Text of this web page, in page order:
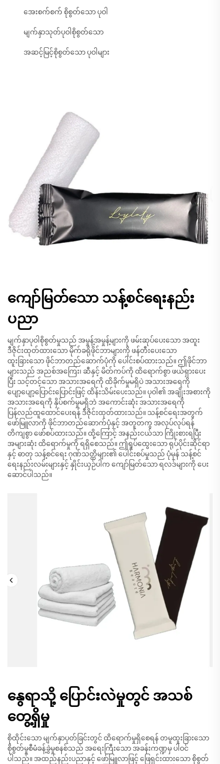
အေးစက်စက် စိုစွတ်သော ပုဝါ
မျက်နှာသုတ်ပုဝါစိုစွတ်သော
အဆင့်မြင့်စိုစွတ်သော ပုဝါများ
ကျော်မြတ်သော သန့်စင်ရေးနည်း
ပညာ
မျက်နှာပုဝါစိုစွတ်မှုသည် အမှုန့်အမှုန့်များကို ဖမ်းဆုပ်ပေးသော အထူး
ဒီဇိုင်းထုတ်ထားသော မိုက်ခရိုဖိုင်ဘာများကို ဖန်တီးပေးသော
ထူးခြားသော ဖိုင်ဘာတည်ဆောက်ပုံကို ပေါင်းစပ်ထားသည်။ ဤဖိုင်ဘာ
များသည် အညစ်အကြေး၊ ဆီနှင့် မိတ်ကပ်ကို ထိရောက်စွာ ဖယ်ရှားပေး
ပြီး သင့်တင့်သော အသားအရေကို ထိခိုက်မှုမရှိပဲ အသားအရေကို
ပျော့ပျော့ပြောင်းပြောင်းဖြင့် ထိန်းသိမ်းပေးသည်။ ပုဝါ၏ အချိုးအစားကို
အသားအရေကို နှိပ်စက်မှုမရှိဘဲ အကောင်းဆုံး အသားအရေကို
ပြန်လည်ထူထောင်ပေးရန် ဒီဇိုင်းထုတ်ထားသည်။ သန့်စင်ရေးအတွက်
ဖော်မြူလာကို ဖိုင်ဘာတည်ဆောက်ပုံနှင့် အတူတကွ အလုပ်လုပ်ရန်
တိကျစွာ ဖော်စပ်ထားသည်။ ထို့ကြောင့် အနည်းငယ်သာ ကြိုးစားရပြီး
အများဆုံး ထိရောက်မှုကို ရရှိစေသည်။ ဤရှုပ်ထွေးသော ရုပ်ပိုင်းဆိုင်ရာ
နှင့် ဓာတု သန့်စင်ရေး ဂုဏ်သတ္တိများ၏ ပေါင်းစပ်မှုသည် ပုံမှန် သန့်စင်
ရေးနည်းလမ်းများနှင့် နှိုင်းယှဉ်ပါက ကျော်မြတ်သော ရလဒ်များကို ပေး
ဆောင်ပါသည်။
နွေရာသို့ ပြောင်းလဲမှုတွင် အသစ်
တွေ့ရှိမှု
စိုထိုင်းသော မျက်နှာပုတ်ခြင်းတွင် ထိရောက်မှုရှိစေရန် တမူထူးခြားသော
စိုစွတ်မှုစီမံခန့်ခွဲမှုစနစ်သည် အရေးကြီးသော အခန်းကဏ္ဍမှ ပါဝင်
ပါသည်။ အထည်နည်းပညာနှင့် ဖော်မြူလာဖြင့် ဖြေရှင်းထားသော စိုစွတ်